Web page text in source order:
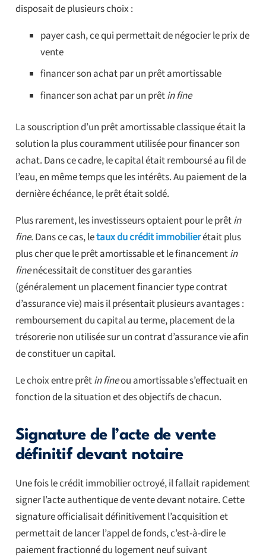
disposait de plusieurs choix :
payer cash, ce qui permettait de négocier le prix de
vente
financer son achat par un prêt amortissable
financer son achat par un prêtin fine
La souscription d’un prêt amortissable classique était la
solution la plus couramment utilisée pour financer son
achat. Dans ce cadre, le capital était remboursé au fil de
l’eau, en même temps que les intérêts. Au paiement de la
dernière échéance, le prêt était soldé.
Plus rarement, les investisseurs optaient pour le prêtin
fine. Dans ce cas, letaux du crédit immobilierétait plus
plus cher que le prêt amortissable et le financementin
finenécessitait de constituer des garanties
(généralement un placement financier type contrat
d’assurance vie) mais il présentait plusieurs avantages :
remboursement du capital au terme, placement de la
trésorerie non utilisée sur un contrat d’assurance vie afin
de constituer un capital.
Le choix entre prêtin fineou amortissable s’effectuait en
fonction de la situation et des objectifs de chacun.
Signature de l’acte de vente
définitif devant notaire
Une fois le crédit immobilier octroyé, il fallait rapidement
signer l’acte authentique de vente devant notaire. Cette
signature officialisait définitivement l’acquisition et
permettait de lancer l’appel de fonds, c’est-à-dire le
paiement fractionné du logement neuf suivant